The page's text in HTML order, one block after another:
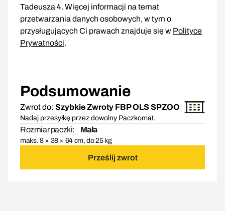
Tadeusza 4. Więcej informacji na temat
przetwarzania danych osobowych, w tym o
przysługujących Ci prawach znajduje się w Polityce
Prywatności.
Podsumowanie
Zwrot do: Szybkie Zwroty FBP OLS SPZOO
Nadaj przesyłkę przez dowolny Paczkomat.
Rozmiar paczki: Mała
maks. 8 × 38 × 64 cm, do 25 kg
Prześlij zwrot